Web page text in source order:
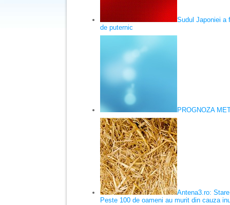
Sudul Japoniei a
de puternic
PROGNOZA
Antena3.ro:
Peste 100 de oameni au murit din cauza